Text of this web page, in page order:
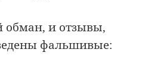
обман, и отзывы,
фальшивые: